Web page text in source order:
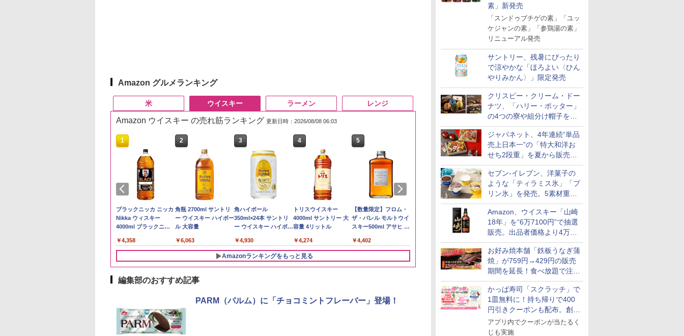
素」新発売
「スンドゥブチゲの素」「ユッ
ケジャンの素」「参鶏湯の素」
リニューアル発売
サントリー、残暑にぴったり
で涼やかな「ほろよい〈ひん
やりみかん〉」限定発売
クリスピー・クリーム・ドー
ナツ、「ハリー・ポッター」
の4つの寮や組分け帽子をイ
メージしたドーナツなど発売
ジャパネット、4年連続“単品
売上日本一”の「特大和洋お
せち2段重」を夏から販売。
73品・年越しそば付き
セブン-イレブン、洋菓子の
ような「ティラミス氷」「プ
リン氷」を発売。5素材重ね
と2層仕立ての濃厚な味わい
Amazon、ウイスキー「山崎
18年」を“6万7100円”で抽選
販売。出品者価格より4万
9700円以上お得
お好み焼本舗「鉄板うなぎ蒲
焼」が759円→429円の販売
期間を延長！食べ放題で注文
可能
かっぱ寿司「スクラッチ」で
1皿無料に！持ち帰りで400
円引きクーポンも配布。創業
祭特別企画第4弾
アプリ内でクーポンが当たるく
じも実施
Amazon グルメランキング
米
1
by Amazon 国産ブレ
ンド米 精米 5kg
2
野沢農産 無洗米 青い流
るる コシヒカリ 5kg 長
野県産 令和7年産
￥3,980
3
【在庫処分価格】もも
たろう印 無洗米 5kg 業
務用 お米マイスターブ
￥2,680
4
by Amazon 新潟県産
新潟のお米 無洗米 5kg
￥3,274
5
by Amazon あきたこ
まちブレンド 無洗米
5kg
￥3,396
フクテイライス【白
米】北東北産 お米 米
あきたこまち 令和7年
7
新潟県産新之助 無洗米
5kg 令和7年産
￥3,261
8
新潟県産コシヒカリ (5
㎏) 精米 令和7年産 お
米のたかさか
ウイスキー
Amazon ウイスキー の売れ筋ランキング 更新日時：2026/08/08 06:03
1
ブラックニッカ ニッカ
Nikka ウィスキー
4000ml ブラックニッ
【日本 アサヒ ウィスキ
ー】 大容量 お得 4リッ
トル
￥4,358
2
角瓶 2700ml サントリ
ー ウイスキー ハイボー
ル 大容量
￥6,063
3
角ハイボール
350ml×24本 サントリ
ー ウイスキー ハイボー
￥4,930
4
トリスウイスキー
4000ml サントリー 大
容量 4リットル
￥4,274
5
【数量限定】フロム・
ザ・バレル モルトウイ
スキー500ml アサヒ [
フト プレゼント 贈り
物に】
￥4,402
サントリー シングルモ
ルト ウイスキー 白州
Story of the Distillery
2026 化粧箱入 700ml
7
甲州韮崎 オリジナル ブ
レンド ウイスキー 4リ
ットル 日本 大容量
4000ml 4L
8
ティーチャーズ ハイラ
ンドクリーム 4000ml
サントリー スコッチ ウ
イスキー 4リットル 大
容量
Amazonランキングをもっと見る
ラーメン
3 5 8
レンジ
3 5 8
編集部のおすすめ記事
PARM（パルム）に「チョコミントフレーバー」登場！